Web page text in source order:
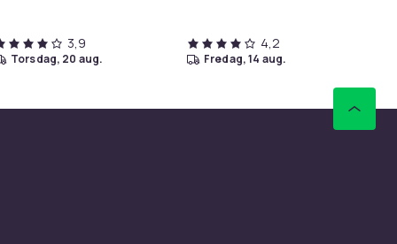
3,9
torsdag, 20 aug.
4,2
fredag, 14 aug.